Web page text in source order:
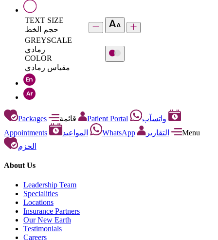
TEXT SIZE
حجم الخط
GREYSCALE
رمادي
COLOR
مقياس رمادي
Packages Patient Portal
واتسآب
Appointments
المواعيد WhatsApp التقارير
Menu
الحزم
About Us
Leadership Team
Specialities
Locations
Insurance Partners
Our New Earth
Testimonials
Careers